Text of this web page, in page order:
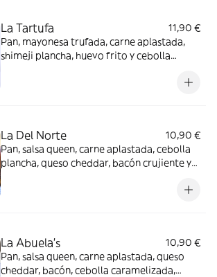
La Tartufa
11,90 €
Pan, mayonesa trufada, carne aplastada,
shimeji plancha, huevo frito y cebolla
La Del Norte
10,90 €
Pan, salsa queen, carne aplastada, cebolla
plancha, queso cheddar, bacón crujiente y
La Abuela's
10,90 €
Pan, salsa queen, carne aplastada, queso
cheddar, bacón, cebolla caramelizada,